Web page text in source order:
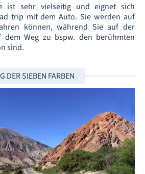
ist sehr vielseitig und eignet sich
trip mit dem Auto. Sie werden auf
können, während Sie auf der
dem Weg zu bspw. den berühmten
sind.
DER SIEBEN FARBEN